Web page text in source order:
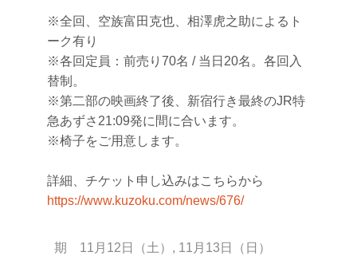
※全回、空族富田克也、相澤虎之助によるト
ーク有り
※各回定員：前売り70名 / 当日20名。各回入
替制。
※第二部の映画終了後、新宿行き最終のJR特
急あずさ21:09発に間に合います。
※椅子をご用意します。
詳細、チケット申し込みはこちらから
https://www.kuzoku.com/news/676/
期
11月12日（土）, 11月13日（日）